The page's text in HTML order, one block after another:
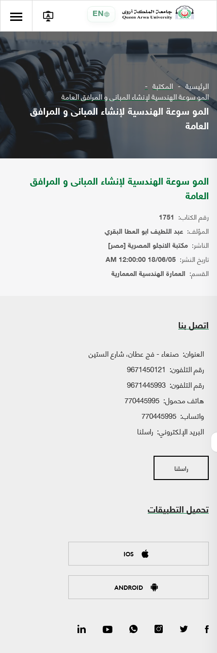
EN
الرئيسية المكتبة
المو سوعة الهندسية لإنشاء المبانى و المرافق العامة
المو سوعة الهندسية لإنشاء المبانى و المرافق
العامة
المو سوعة الهندسية لإنشاء المبانى و المرافق
العامة
رقم الكتاب: 1751
المؤلف: عبد اللطيف ابو العطا البقري
الناشر: مكتبة الانجلو المصرية [مصر]
تاريخ النشر: 18/06/05 12:00:00 AM
القسم: العمارة الهندسية المعمارية
اتصل بنا
العنوان: صنعاء - فج عطان، شارع الستين
رقم التلفون: 9671450121
رقم التلفون: 9671445993
هاتف محمول: 770445995
واتساب:
البريد الإلكتروني: راسلنا
راسلنا
تحميل التطبيقات
IOS
ANDROID